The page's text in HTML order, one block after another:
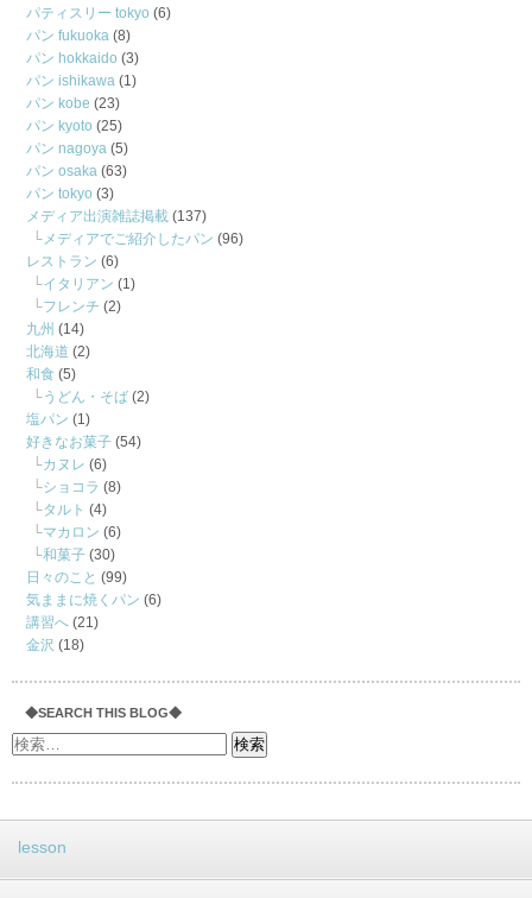
パティスリー tokyo (6)
パン fukuoka (8)
パン hokkaido (3)
パン ishikawa (1)
パン kobe (23)
パン kyoto (25)
パン nagoya (5)
パン osaka (63)
パン tokyo (3)
メディア出演雑誌掲載 (137)
メディアでご紹介したパン (96)
レストラン (6)
イタリアン (1)
フレンチ (2)
九州 (14)
北海道 (2)
和食 (5)
うどん・そば (2)
塩パン (1)
好きなお菓子 (54)
カヌレ (6)
ショコラ (8)
タルト (4)
マカロン (6)
和菓子 (30)
日々のこと (99)
気ままに焼くパン (6)
講習へ (21)
金沢 (18)
◆SEARCH THIS BLOG◆
lesson